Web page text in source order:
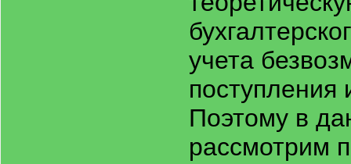
учета
поступления
Поэтому в
рассмотрим